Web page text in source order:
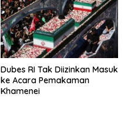
Dubes RI Tak Diizinkan Masuk
ke Acara Pemakaman
Khamenei